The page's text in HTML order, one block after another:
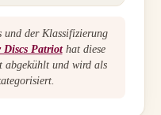
und der Klassifizierung
Discs Patriothat diese
abgekühlt und wird als